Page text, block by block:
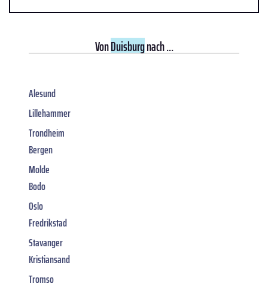
VonDuisburgnach ...
Alesund
Lillehammer
Trondheim
Bergen
Molde
Bodo
Oslo
Fredrikstad
Stavanger
Kristiansand
Tromso